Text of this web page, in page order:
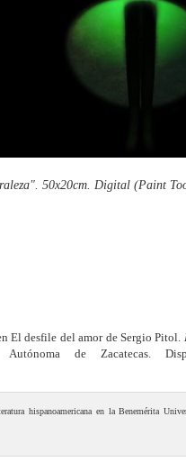
50x20cm. Digital (Paint
El desfile del amor de Sergio Pitol.
Autónoma de Zacatecas.
hispanoamericana en la Benemérita